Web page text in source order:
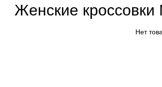
Женские кроссовки
Нет